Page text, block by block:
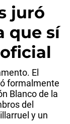
juró
que sí
El
formalmente
Blanco de la
del
y un